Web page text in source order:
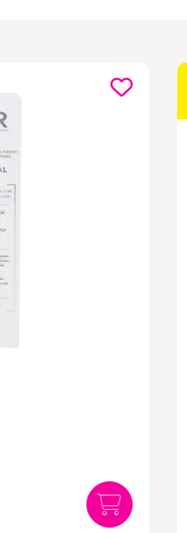
l'inflammation et
crèmes dépigmentantes.
produits de parapharmacie sur
votre beauté naturelle.
une attention personnalisée.